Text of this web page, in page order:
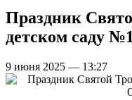
Праздник
детском саду
9 июня 2025 — 13:27